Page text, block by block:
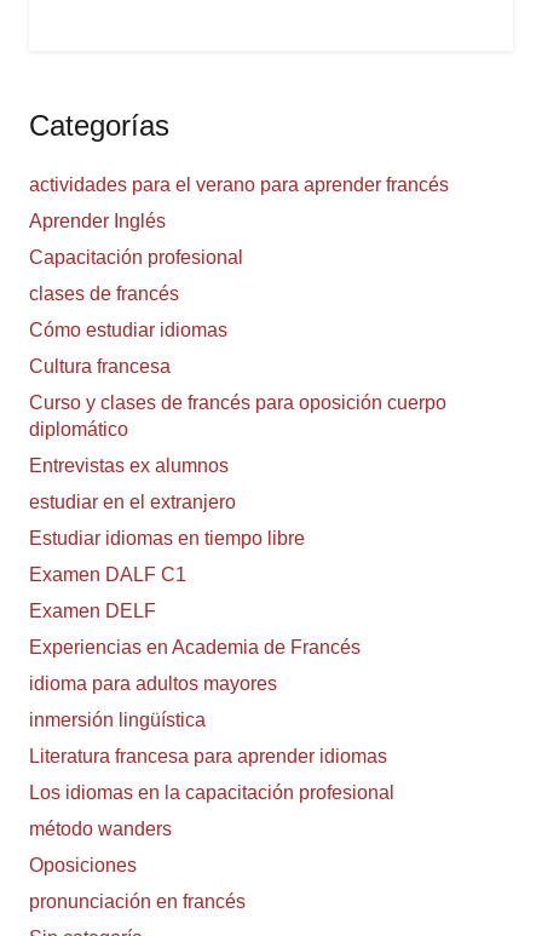
Categorías
actividades para el verano para aprender francés
Aprender Inglés
Capacitación profesional
clases de francés
Cómo estudiar idiomas
Cultura francesa
Curso y clases de francés para oposición cuerpo
diplomático
Entrevistas ex alumnos
estudiar en el extranjero
Estudiar idiomas en tiempo libre
Examen DALF C1
Examen DELF
Experiencias en Academia de Francés
idioma para adultos mayores
inmersión lingüística
Literatura francesa para aprender idiomas
Los idiomas en la capacitación profesional
método wanders
Oposiciones
pronunciación en francés